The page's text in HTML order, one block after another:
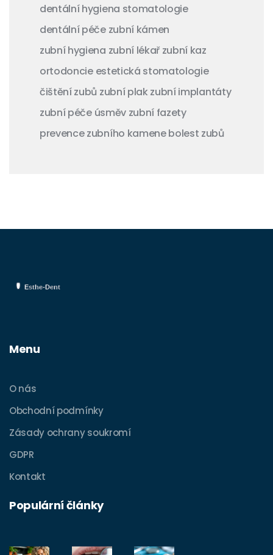
dentální hygiena stomatologie
dentální péče zubní kámen
zubní hygiena zubní lékař zubní kaz
ortodoncie estetická stomatologie
čištění zubů zubní plak zubní implantáty
zubní péče úsměv zubní fazety
prevence zubního kamenebolest zubů
Menu
O nás
Obchodní podmínky
Zásady ochrany soukromí
GDPR
Kontakt
Populární články